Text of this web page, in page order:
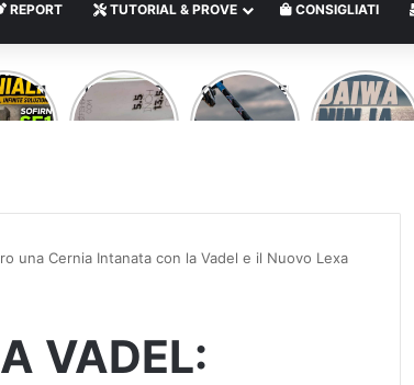
REPORT TUTORIAL & PROVE CONSIGLIATI
SE1
KITARA SR
– VERTICAL
CLIPANGLER
SPINNING
DAIWA
NINJA
una Cernia Intanata con la Vadel e il Nuovo Lexa
VADEL: